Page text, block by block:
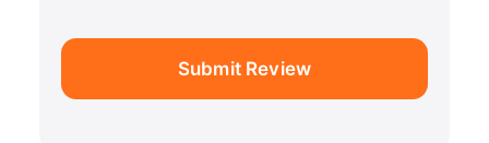
Submit Review